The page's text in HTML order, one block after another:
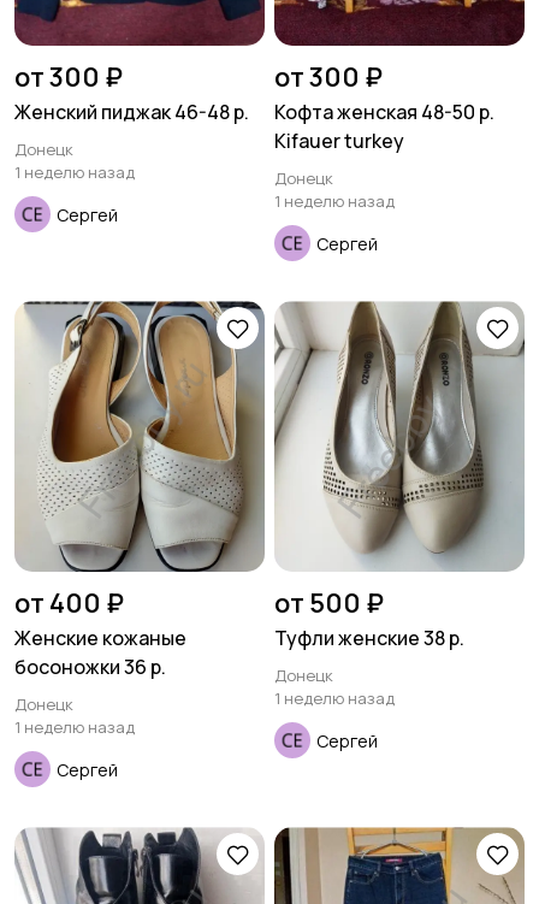
от 300 ₽
Женский пиджак 46-48 р.
Донецк
1 неделю назад
Сергей
от 300 ₽
Кофта женская 48-50 р.
Kifauer turkey
Донецк
1 неделю назад
Сергей
от 400 ₽
Женские кожаные
босоножки 36 р.
Донецк
1 неделю назад
Сергей
от 500 ₽
Туфли женские 38 р.
Донецк
1 неделю назад
Сергей